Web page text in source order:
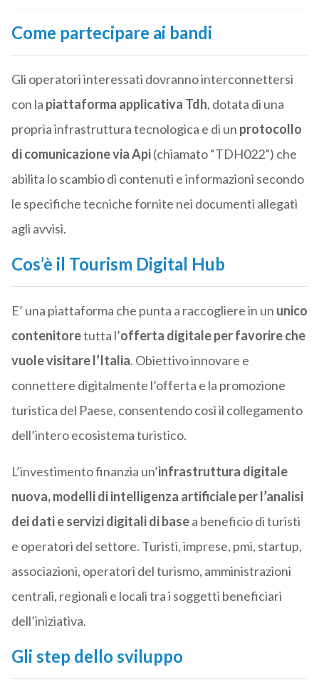
Come partecipare ai bandi
Gli operatori interessati dovranno interconnettersi
con la piattaforma applicativa Tdh, dotata di una
propria infrastruttura tecnologica e di un protocollo
di comunicazione via Api(chiamato “TDH022”) che
abilita lo scambio di contenuti e informazioni secondo
le specifiche tecniche fornite nei documenti allegati
agli avvisi.
Cos’è il Tourism Digital Hub
E’ una piattaforma che punta a raccogliere in un unico
contenitoretutta l’offerta digitale per favorire che
vuole visitare l’Italia. Obiettivo innovare e
connettere digitalmente l’offerta e la promozione
turistica del Paese, consentendo così il collegamento
dell’intero ecosistema turistico.
L’investimento finanzia un’infrastruttura digitale
nuova, modelli di intelligenza artificiale per l’analisi
dei dati e servizi digitali di basea beneficio di turisti
e operatori del settore. Turisti, imprese, pmi, startup,
associazioni, operatori del turismo, amministrazioni
centrali, regionali e locali tra i soggetti beneficiari
dell’iniziativa.
Gli step dello sviluppo